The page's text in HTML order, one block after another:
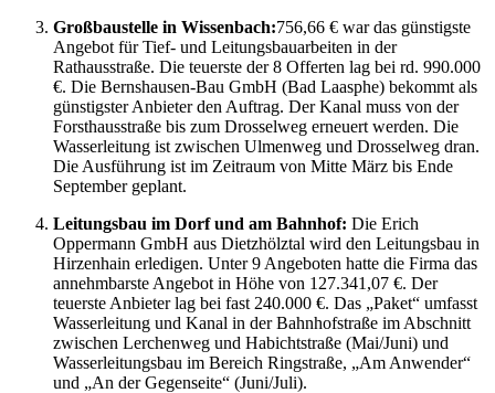
Großbaustelle in Wissenbach:756,66 € war das günstigste
Angebot für Tief- und Leitungsbauarbeiten in der
Rathausstraße. Die teuerste der 8 Offerten lag bei rd. 990.000
€. Die Bernshausen-Bau GmbH (Bad Laasphe) bekommt als
günstigster Anbieter den Auftrag. Der Kanal muss von der
Forsthausstraße bis zum Drosselweg erneuert werden. Die
Wasserleitung ist zwischen Ulmenweg und Drosselweg dran.
Die Ausführung ist im Zeitraum von Mitte März bis Ende
September geplant.
Leitungsbau im Dorf und am Bahnhof: Die Erich
Oppermann GmbH aus Dietzhölztal wird den Leitungsbau in
Hirzenhain erledigen. Unter 9 Angeboten hatte die Firma das
annehmbarste Angebot in Höhe von 127.341,07 €. Der
teuerste Anbieter lag bei fast 240.000 €. Das „Paket“ umfasst
Wasserleitung und Kanal in der Bahnhofstraße im Abschnitt
zwischen Lerchenweg und Habichtstraße (Mai/Juni) und
Wasserleitungsbau im Bereich Ringstraße, „Am Anwender“
und „An der Gegenseite“ (Juni/Juli).